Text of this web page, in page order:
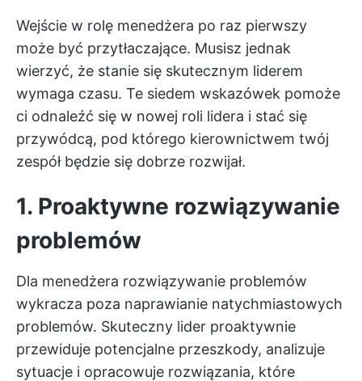
Wejście w rolę menedżera po raz pierwszy
może być przytłaczające. Musisz jednak
wierzyć, że stanie się skutecznym liderem
wymaga czasu. Te siedem wskazówek pomoże
ci odnaleźć się w nowej roli lidera i stać się
przywódcą, pod którego kierownictwem twój
zespół będzie się dobrze rozwijał.
1. Proaktywne rozwiązywanie
problemów
Dla menedżera rozwiązywanie problemów
wykracza poza naprawianie natychmiastowych
problemów. Skuteczny lider proaktywnie
przewiduje potencjalne przeszkody, analizuje
sytuacje i opracowuje rozwiązania, które